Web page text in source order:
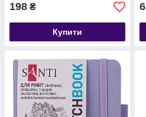
198 ₴
Купити